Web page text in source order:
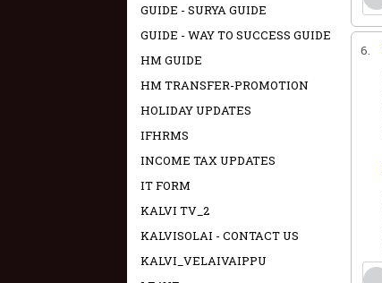
6.
GUIDE - SURYA GUIDE
GUIDE - WAY TO SUCCESS GUIDE
HM GUIDE
HM TRANSFER-PROMOTION
HOLIDAY UPDATES
IFHRMS
INCOME TAX UPDATES
IT FORM
KALVI TV_2
KALVISOLAI - CONTACT US
KALVI_VELAIVAIPPU